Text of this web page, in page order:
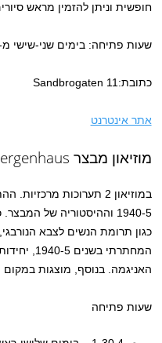
חופשית וניתן להזמין מראש
שעות פתיחה: בימים שני-שישי מ-09:00-16:00 ובימי שבת עד
כתובת:Sandbrogaten 11
אתר אינטרנט
מוזיאון מבצר Bergenhaus
במוזיאון 2 תערוכות
1940-5 וההיסטוריה של
כגון תרומת הנשים לצבא
המחתרתי
האניגמה. בנוסף, מוצגות
שעות פתיחה